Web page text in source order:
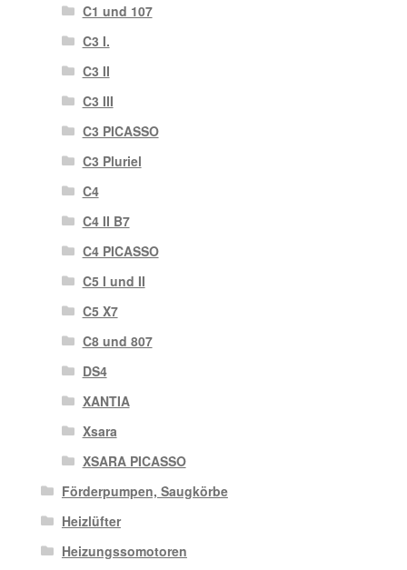
C1 und 107
C3 I.
C3 II
C3 III
C3 PICASSO
C3 Pluriel
C4
C4 II B7
C4 PICASSO
C5 I und II
C5 X7
C8 und 807
DS4
XANTIA
Xsara
XSARA PICASSO
Förderpumpen, Saugkörbe
Heizlüfter
Heizungssomotoren